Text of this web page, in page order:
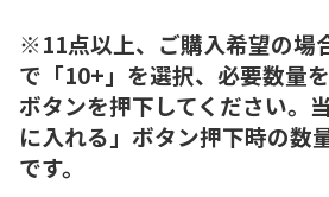
※11点以上、ご購入希望の場
で「10+」を選択、必要数量
ボタンを押下してください。
に入れる」ボタン押下時の数
です。